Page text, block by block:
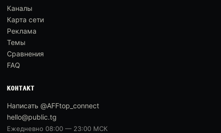
Каналы
Карта сети
Реклама
Темы
Сравнения
FAQ
КОНТАКТ
Написать @AFFtop_connect
hello@public.tg
Ежедневно 08:00 — 23:00 МСК